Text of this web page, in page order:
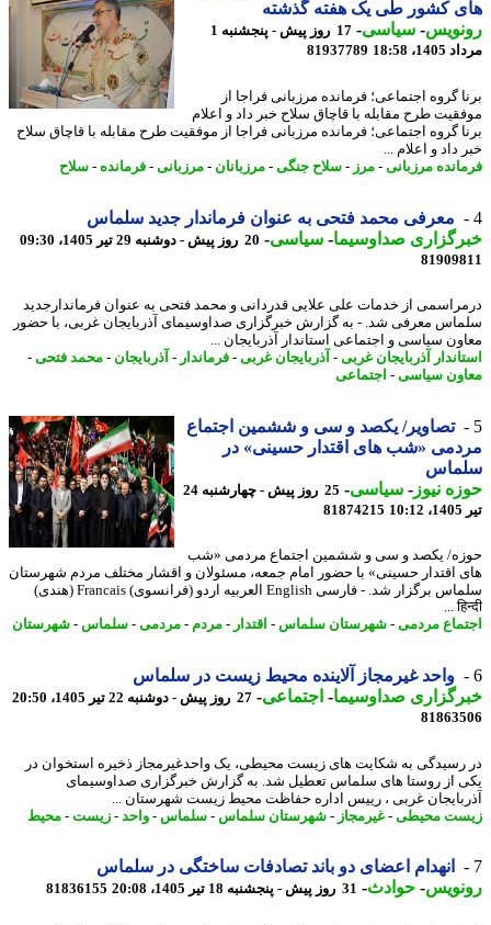
کشور طی یک هفته گذشته
-سیاسی-
17 روز پیش - پنجشنبه 1
18:58
81937789
گروه اجتماعی؛ فرمانده مرزبانی فراجا از
طرح مقابله با قاچاق سلاح خبر داد و اعلام
گروه اجتماعی؛ فرمانده مرزبانی فراجا از موفقیت طرح مقابله با قاچاق سلاح
داد و اعلام ...
مرزبانی -مرز-سلاح جنگی-مرزبانان-مرزبانی -فرمانده-سلاح
معرفی محمد فتحی به عنوان فرماندار جدید سلماس
صداوسیما-سیاسی-20 روز پیش - دوشنبه 29 تیر 1405، 09:30
از خدمات علی علایی قدردانی و محمد فتحی به عنوان فرماندارجدید
معرفی شد. - به گزارش خبرگزاری صداوسیمای آذربایجان غربی، با حضور
سیاسی و اجتماعی استاندار آذربایجان ...
آذربایجان غربی- آذربایجان غربی- فرماندار-آذربایجان-محمد فتحی-
سیاسی-اجتماعی
تصاویر/ یکصد و سی و ششمین اجتماع
«شب های اقتدار حسینی» در
نیوز-سیاسی-
25 روز پیش - چهارشنبه 24
81874215
یکصد و سی و ششمین اجتماع مردمی «شب
اقتدار حسینی» با حضور امام جمعه، مسئولان و اقشار مختلف مردم شهرستان
سلماس برگزار شد. - فارسی English العربیه اردو (فرانسوی) Francais (هندی)
مردمی -شهرستان سلماس-اقتدار-مردم- مردمی -سلماس-شهرستان
واحد غیرمجاز آلاینده محیط زیست در سلماس
صداوسیما-اجتماعی-27 روز پیش - دوشنبه 22 تیر 1405، 20:50
به شکایت های زیست محیطی، یک واحدغیرمجاز ذخیره استخوان در
از روستا های سلماس تعطیل شد. به گزارش خبرگزاری صداوسیمای
غربی ، رییس اداره حفاظت محیط زیست شهرستان ...
محیطی-غیرمجاز-شهرستان سلماس-سلماس-واحد-زیست-محیط
انهدام اعضای دو باند تصادفات ساختگی در سلماس
-حوادث -31 روز پیش - پنجشنبه 18 تیر 1405، 20:08 81836155